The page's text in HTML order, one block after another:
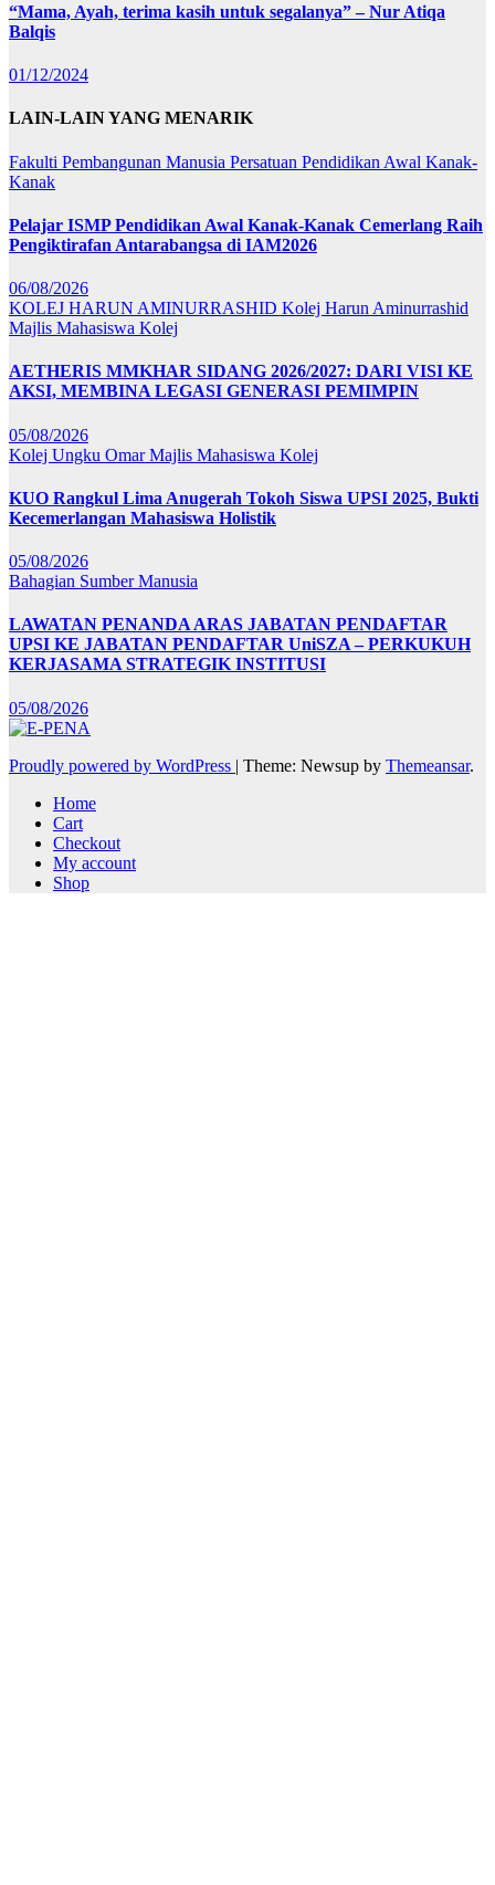
“Mama, Ayah, terima kasih untuk segalanya” – Nur Atiqa
Balqis
01/12/2024
LAIN-LAIN YANG MENARIK
Fakulti Pembangunan Manusia Persatuan Pendidikan Awal Kanak-
Kanak
Pelajar ISMP Pendidikan Awal Kanak-Kanak Cemerlang Raih
Pengiktirafan Antarabangsa di IAM2026
06/08/2026
KOLEJ HARUN AMINURRASHID Kolej Harun Aminurrashid
Majlis Mahasiswa Kolej
AETHERIS MMKHAR SIDANG 2026/2027: DARI VISI KE
AKSI, MEMBINA LEGASI GENERASI PEMIMPIN
05/08/2026
Kolej Ungku OmarMajlis Mahasiswa Kolej
KUO Rangkul Lima Anugerah Tokoh Siswa UPSI 2025, Bukti
Kecemerlangan Mahasiswa Holistik
05/08/2026
Bahagian Sumber Manusia
LAWATAN PENANDA ARAS JABATAN PENDAFTAR
UPSI KE JABATAN PENDAFTAR UniSZA – PERKUKUH
KERJASAMA STRATEGIK INSTITUSI
05/08/2026
Proudly powered by WordPress | Theme: Newsup by Themeansar.
Home
Cart
Checkout
My account
Shop